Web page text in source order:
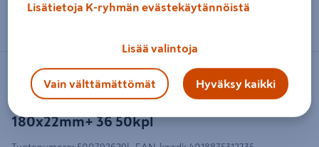
Zoomaa kuvaa sormilla kosketusnäytöllä
Hiomafiiberi Mirka cer xf870
180x22mm+ 36 50kpl
MIRKA
Lisätietoja K-ryhmän evästekäytännöistä
Lisää valintoja
Vain välttämättömät Hyväksy kaikki